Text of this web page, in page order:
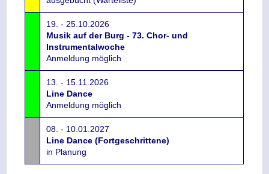
19. - 25.10.2026
Musik auf der Burg - 73. Chor- und
Instrumentalwoche
Anmeldung möglich
13. - 15.11.2026
Line Dance
Anmeldung möglich
08. - 10.01.2027
Line Dance (Fortgeschrittene)
in Planung